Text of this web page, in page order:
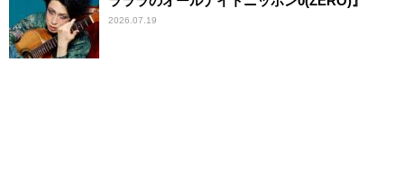
2026.07.19